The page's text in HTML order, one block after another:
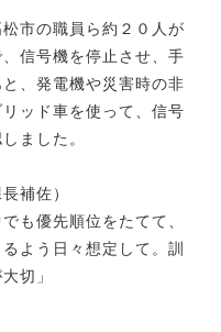
市の職員ら約２０人が
信号機を停止させ、手
、発電機や災害時の非
ッド車を使って、信号
ました。
補佐）
も優先順位をたてて、
よう日々想定して。訓
切」